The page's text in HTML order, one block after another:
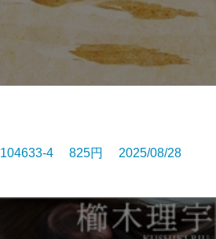
4 825円 2025/08/28